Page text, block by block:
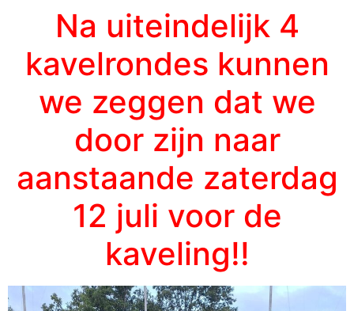
Na uiteindelijk 4
kavelrondes kunnen
we zeggen dat we
door zijn naar
aanstaande zaterdag
12 juli voor de
kaveling!!